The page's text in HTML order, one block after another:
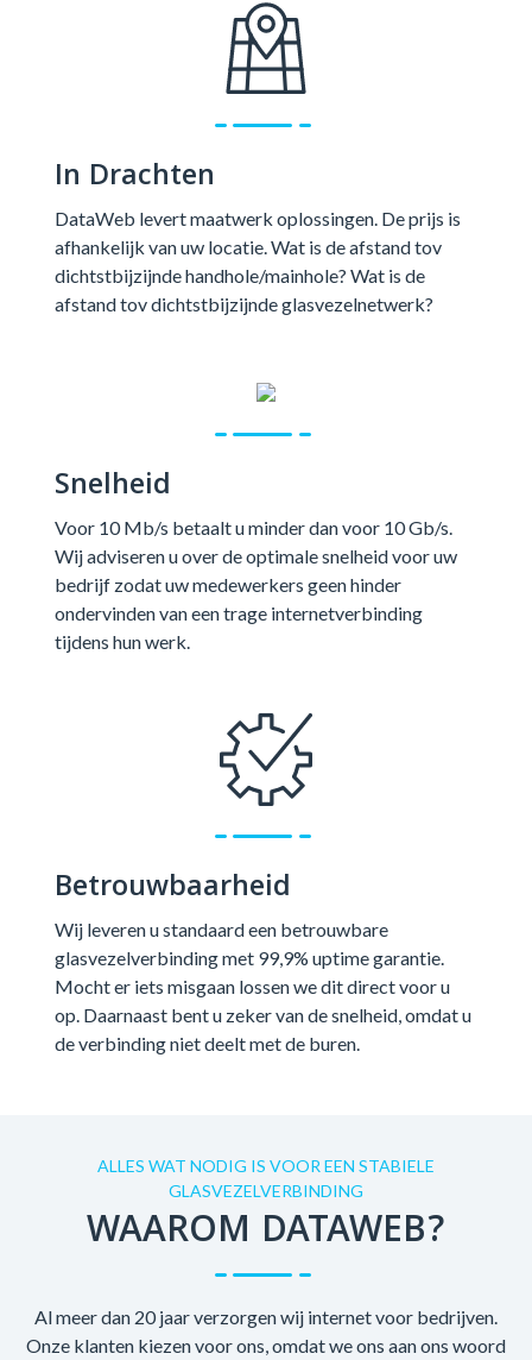
In Drachten
DataWeb levert maatwerk oplossingen. De prijs is
afhankelijk van uw locatie. Wat is de afstand tov
dichtstbijzijnde handhole/mainhole? Wat is de
afstand tov dichtstbijzijnde glasvezelnetwerk?
Snelheid
Voor 10 Mb/s betaalt u minder dan voor 10 Gb/s.
Wij adviseren u over de optimale snelheid voor uw
bedrijf zodat uw medewerkers geen hinder
ondervinden van een trage internetverbinding
tijdens hun werk.
Betrouwbaarheid
Wij leveren u standaard een betrouwbare
glasvezelverbinding met 99,9% uptime garantie.
Mocht er iets misgaan lossen we dit direct voor u
op. Daarnaast bent u zeker van de snelheid, omdat u
de verbinding niet deelt met de buren.
ALLES WAT NODIG IS VOOR EEN STABIELE
GLASVEZELVERBINDING
WAAROM DATAWEB?
Al meer dan 20 jaar verzorgen wij internet voor bedrijven.
Onze klanten kiezen voor ons, omdat we ons aan ons woord